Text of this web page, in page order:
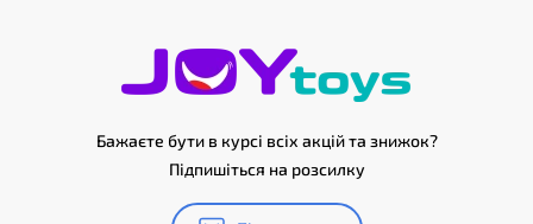
Бажаєте бути в курсі всіх акцій та знижок?
Підпишіться на розсилку